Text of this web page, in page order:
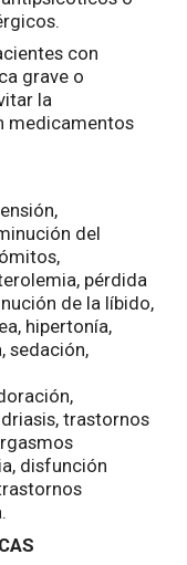
con
grave o
la
medicamentos
del
pérdida
de la líbido,
hipertonía,
sedación,
trastornos
disfunción